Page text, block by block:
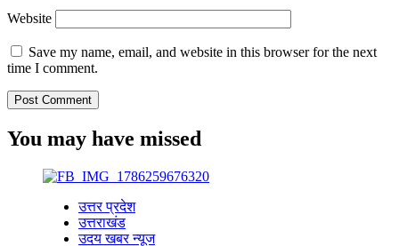
Website
Save my name, email, and website in this browser for the next
time I comment.
You may have missed
उत्तर प्रदेश
उत्तराखंड
उदय खबर न्यूज